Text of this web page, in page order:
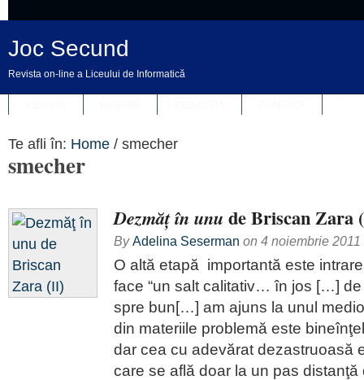
Joc Secund
Revista on-line a Liceului de Informatică
Te afli în: Home / smecher
smecher
Dezmăţ în unu de Briscan Zara
ByAdelina Seserman on 4 noiembrie 2011
O altă etapă importantă este
face “un salt calitativ… în jos […]
spre bun[…] am ajuns la unul
din materiile problemă este
dar cea cu adevărat dezastruoasă
care se află doar la un pas distanţă